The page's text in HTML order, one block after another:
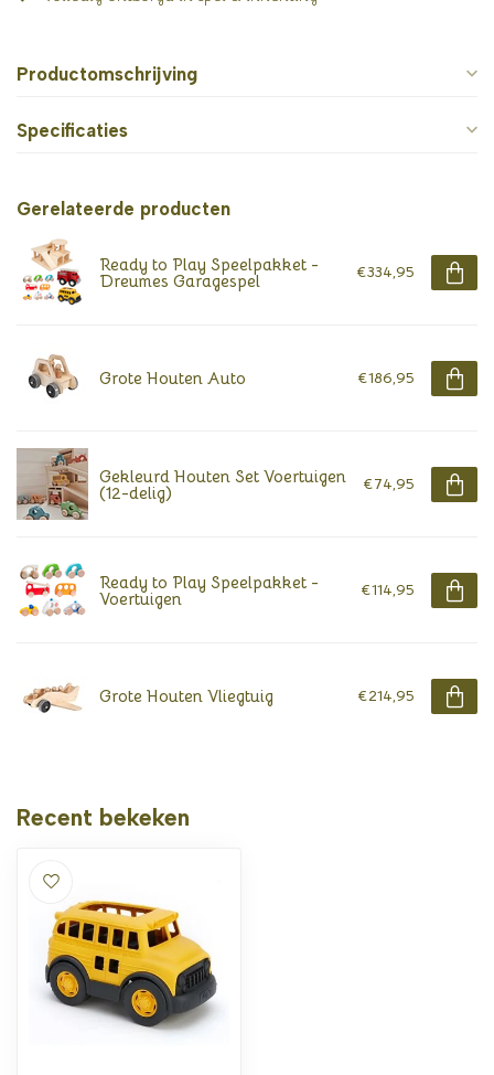
Productomschrijving
Specificaties
Gerelateerde producten
Ready to Play Speelpakket -
Dreumes Garagespel €334,95
Grote Houten Auto €186,95
Gekleurd Houten Set Voertuigen
(12-delig) €74,95
Ready to Play Speelpakket -
Voertuigen €114,95
Grote Houten Vliegtuig €214,95
Recent bekeken